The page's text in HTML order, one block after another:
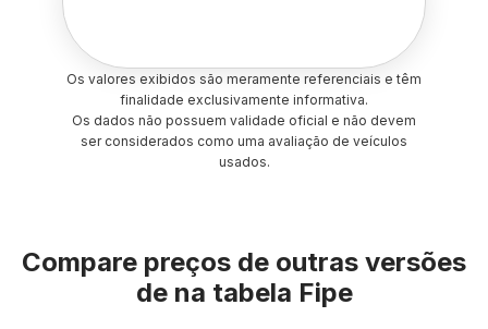
Os valores exibidos são meramente referenciais e têm
finalidade exclusivamente informativa.
Os dados não possuem validade oficial e não devem
ser considerados como uma avaliação de veículos
usados.
Compare preços de outras versões
de na tabela Fipe